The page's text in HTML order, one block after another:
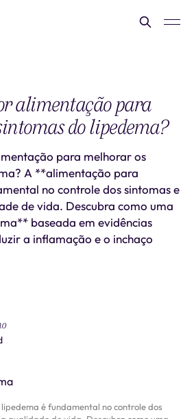
alimentação para
do lipedema?
para melhorar os
A **alimentação para
no controle dos sintomas e
de vida. Descubra como uma
baseada em evidências
a inflamação e o inchaço
é fundamental no controle dos